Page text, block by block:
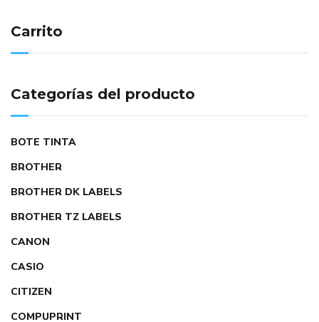
Carrito
Categorías del producto
BOTE TINTA
BROTHER
BROTHER DK LABELS
BROTHER TZ LABELS
CANON
CASIO
CITIZEN
COMPUPRINT